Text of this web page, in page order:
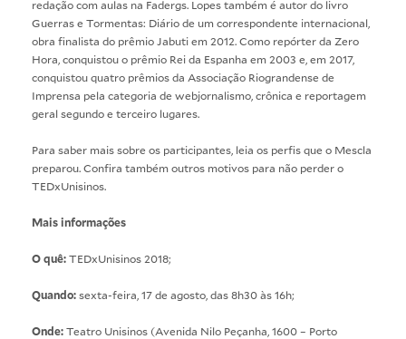
redação com aulas na Fadergs. Lopes também é autor do livro
Guerras e Tormentas: Diário de um correspondente internacional,
obra finalista do prêmio Jabuti em 2012. Como repórter da Zero
Hora, conquistou o prêmio Rei da Espanha em 2003 e, em 2017,
conquistou quatro prêmios da Associação Riograndense de
Imprensa pela categoria de webjornalismo, crônica e reportagem
geral segundo e terceiro lugares.
Para saber mais sobre os participantes, leia os perfis que o Mescla
preparou. Confira também outros motivos para não perder o
TEDxUnisinos.
Mais informações
O quê:TEDxUnisinos 2018;
Quando:sexta-feira, 17 de agosto, das 8h30 às 16h;
Onde:Teatro Unisinos (Avenida Nilo Peçanha, 1600 – Porto